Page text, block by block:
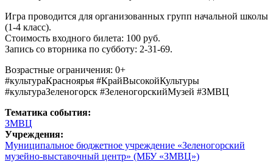
Игра проводится для организованных групп начальной школы
(1-4 класс).
Стоимость входного билета: 100 руб.
Запись со вторника по субботу: 2-31-69.
Возрастные ограничения: 0+
#культураКрасноярья #КрайВысокойКультуры
#культураЗеленогорск #ЗеленогорскийМузей #ЗМВЦ
Тематика события:
ЗМВЦ
Учреждения:
Муниципальное бюджетное учреждение «Зеленогорский
музейно-выставочный центр» (МБУ «ЗМВЦ»)